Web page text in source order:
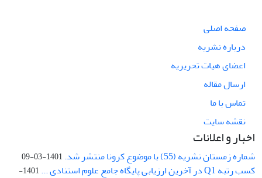
صفحه اصلی
درباره نشریه
اعضای هیات تحریریه
ارسال مقاله
تماس با ما
نقشه سایت
اخبار و اعلانات
شماره زمستان نشریه (55) با موضوع کرونا منتشر شد. 1401-03-09
کسب رتبه Q1 در آخرین ارزیابی پایگاه جامع علوم استنادی ...
1401-